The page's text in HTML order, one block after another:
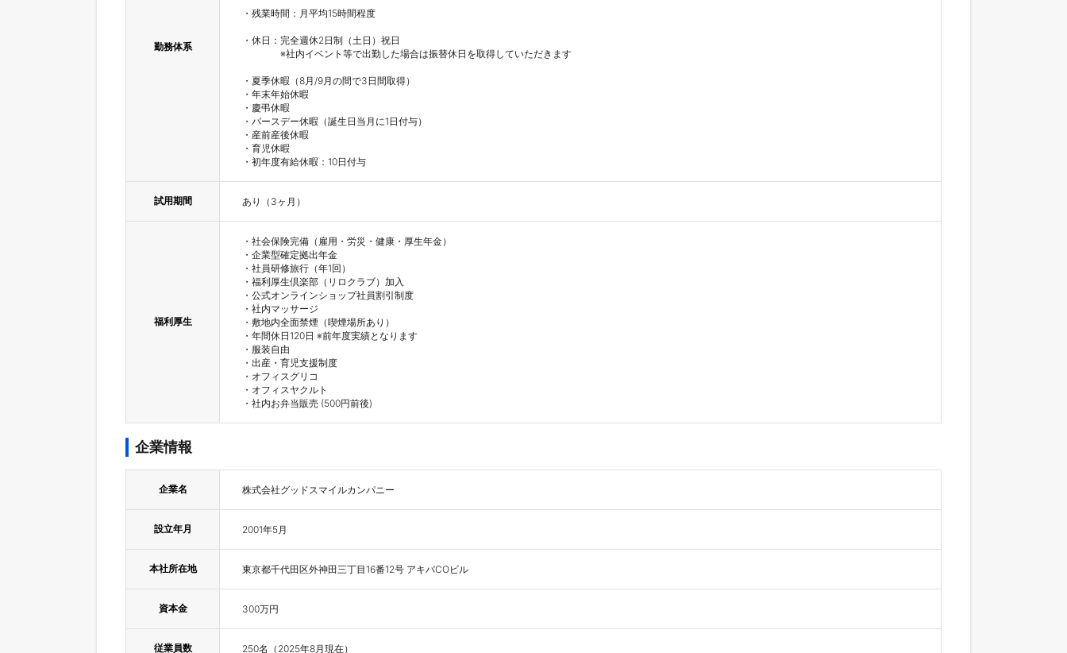
勤務体系
・残業時間：月平均15時間程度
・休日：完全週休2日制（土日）祝日
※社内イベント等で出勤した場合は振替休日を取得していただきます
・夏季休暇（8月/9月の間で3日間取得）
・年末年始休暇
・慶弔休暇
・バースデー休暇（誕生日当月に1日付与）
・産前産後休暇
・育児休暇
・初年度有給休暇：10日付与
試用期間 あり（3ヶ月）
福利厚生
・社会保険完備（雇用・労災・健康・厚生年金）
・企業型確定拠出年金
・社員研修旅行（年1回）
・福利厚生倶楽部（リロクラブ）加入
・公式オンラインショップ社員割引制度
・社内マッサージ
・敷地内全面禁煙（喫煙場所あり）
・年間休日120日 ※前年度実績となります
・服装自由
・出産・育児支援制度
・オフィスグリコ
・オフィスヤクルト
・社内お弁当販売 (500円前後)
企業情報
企業名 株式会社グッドスマイルカンパニー
設立年月 2001年5月
本社所在地 東京都千代田区外神田三丁目16番12号 アキバCOビル
資本金 300万円
従業員数 250名（2025年8月現在）